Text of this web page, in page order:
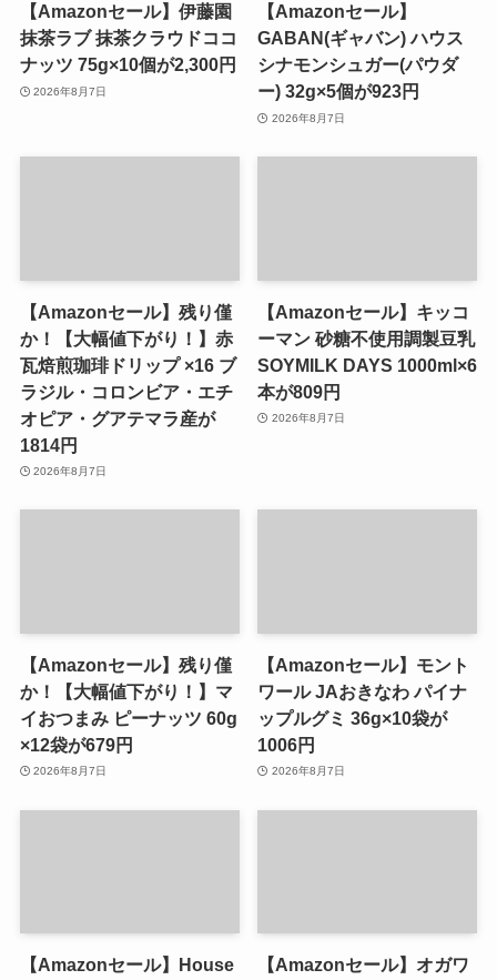
【Amazonセール】伊藤園
抹茶ラブ 抹茶クラウドココ
ナッツ 75g×10個が2,300円
2026年8月7日
【Amazonセール】
GABAN(ギャバン) ハウス
シナモンシュガー(パウダ
ー) 32g×5個が923円
2026年8月7日
【Amazonセール】残り僅
か！【大幅値下がり！】赤
瓦焙煎珈琲ドリップ ×16 ブ
ラジル・コロンビア・エチ
オピア・グアテマラ産が
1814円
2026年8月7日
【Amazonセール】キッコ
ーマン 砂糖不使用調製豆乳
SOYMILK DAYS 1000ml×6
本が809円
2026年8月7日
【Amazonセール】残り僅
か！【大幅値下がり！】マ
イおつまみ ピーナッツ 60g
×12袋が679円
2026年8月7日
【Amazonセール】モント
ワール JAおきなわ パイナ
ップルグミ 36g×10袋が
1006円
2026年8月7日
【Amazonセール】House 【Amazonセール】オガワ